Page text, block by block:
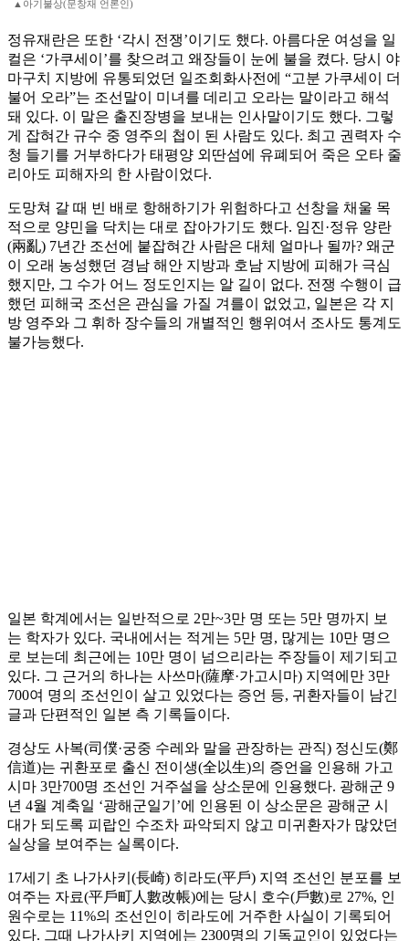
▲아기불상(문창재 언론인)
정유재란은 또한 ‘각시 전쟁’이기도 했다. 아름다운 여성을 일
컬은 ‘가쿠세이’를 찾으려고 왜장들이 눈에 불을 켰다. 당시 야
마구치 지방에 유통되었던 일조회화사전에 “고분 가쿠세이 더
불어 오라”는 조선말이 미녀를 데리고 오라는 말이라고 해석
돼 있다. 이 말은 출진장병을 보내는 인사말이기도 했다. 그렇
게 잡혀간 규수 중 영주의 첩이 된 사람도 있다. 최고 권력자 수
청 들기를 거부하다가 태평양 외딴섬에 유폐되어 죽은 오타 줄
리아도 피해자의 한 사람이었다.
도망쳐 갈 때 빈 배로 항해하기가 위험하다고 선창을 채울 목
적으로 양민을 닥치는 대로 잡아가기도 했다. 임진·정유 양란
(兩亂) 7년간 조선에 붙잡혀간 사람은 대체 얼마나 될까? 왜군
이 오래 농성했던 경남 해안 지방과 호남 지방에 피해가 극심
했지만, 그 수가 어느 정도인지는 알 길이 없다. 전쟁 수행이 급
했던 피해국 조선은 관심을 가질 겨를이 없었고, 일본은 각 지
방 영주와 그 휘하 장수들의 개별적인 행위여서 조사도 통계도
불가능했다.
일본 학계에서는 일반적으로 2만~3만 명 또는 5만 명까지 보
는 학자가 있다. 국내에서는 적게는 5만 명, 많게는 10만 명으
로 보는데 최근에는 10만 명이 넘으리라는 주장들이 제기되고
있다. 그 근거의 하나는 사쓰마(薩摩·가고시마) 지역에만 3만
700여 명의 조선인이 살고 있었다는 증언 등, 귀환자들이 남긴
글과 단편적인 일본 측 기록들이다.
경상도 사복(司僕·궁중 수레와 말을 관장하는 관직) 정신도(鄭
信道)는 귀환포로 출신 전이생(全以生)의 증언을 인용해 가고
시마 3만700명 조선인 거주설을 상소문에 인용했다. 광해군 9
년 4월 계축일 ‘광해군일기’에 인용된 이 상소문은 광해군 시
대가 되도록 피랍인 수조차 파악되지 않고 미귀환자가 많았던
실상을 보여주는 실록이다.
17세기 초 나가사키(長崎) 히라도(平戶) 지역 조선인 분포를 보
여주는 자료(平戶町人數改帳)에는 당시 호수(戶數)로 27%, 인
원수로는 11%의 조선인이 히라도에 거주한 사실이 기록되어
있다. 그때 나가사키 지역에는 2300명의 기독교인이 있었다는